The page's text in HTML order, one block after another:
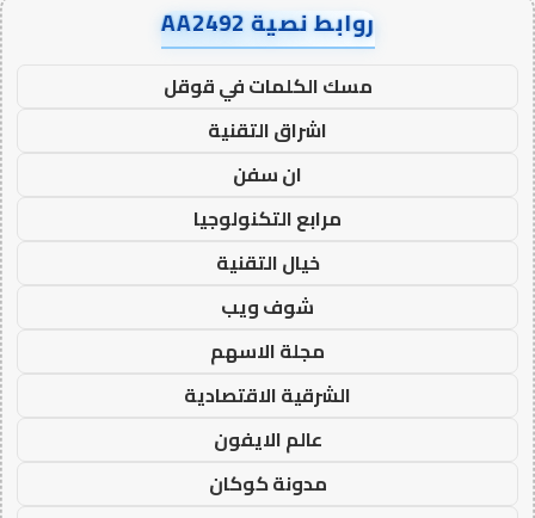
روابط نصية AA2492
مسك الكلمات في قوقل
اشراق التقنية
ان سفن
مرابع التكنولوجيا
خيال التقنية
شوف ويب
مجلة الاسهم
الشرقية الاقتصادية
عالم الايفون
مدونة كوكان